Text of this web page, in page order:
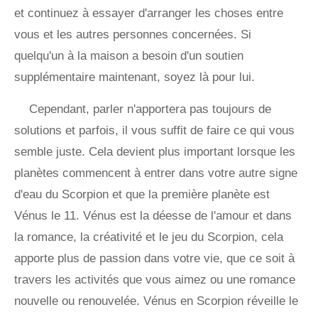
et continuez à essayer d'arranger les choses entre
vous et les autres personnes concernées. Si
quelqu'un à la maison a besoin d'un soutien
supplémentaire maintenant, soyez là pour lui.
Cependant, parler n'apportera pas toujours de
solutions et parfois, il vous suffit de faire ce qui vous
semble juste. Cela devient plus important lorsque les
planètes commencent à entrer dans votre autre signe
d'eau du Scorpion et que la première planète est
Vénus le 11. Vénus est la déesse de l'amour et dans
la romance, la créativité et le jeu du Scorpion, cela
apporte plus de passion dans votre vie, que ce soit à
travers les activités que vous aimez ou une romance
nouvelle ou renouvelée. Vénus en Scorpion réveille le